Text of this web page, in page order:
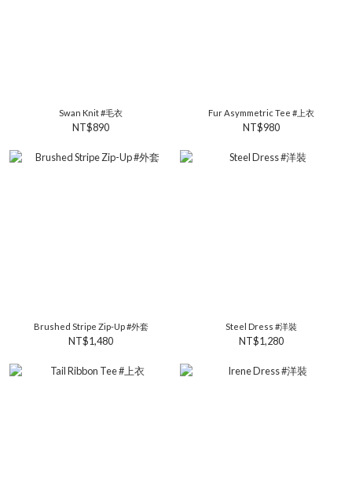
Swan Knit #毛衣
NT$890
Fur Asymmetric Tee #上衣
NT$980
Brushed Stripe Zip-Up #外套
NT$1,480
Steel Dress #洋裝
NT$1,280